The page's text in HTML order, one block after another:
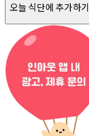
오늘 식단에 추가하기